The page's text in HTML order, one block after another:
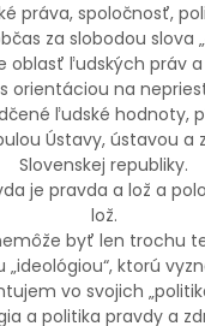
práva, spoločnosť,
za slobodou slova
oblasť ľudských práv
orientáciou na
ľudské hodnoty,
Ústavy, ústavou a
Slovenskej republiky.
je pravda a lož a
lož.
byť len trochu
„ideológiou“, ktorú
vo svojich
a politika pravdy a